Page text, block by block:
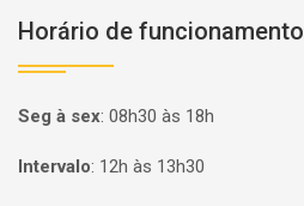
Horário de funcionamento
Seg à sex: 08h30 às 18h
Intervalo: 12h às 13h30